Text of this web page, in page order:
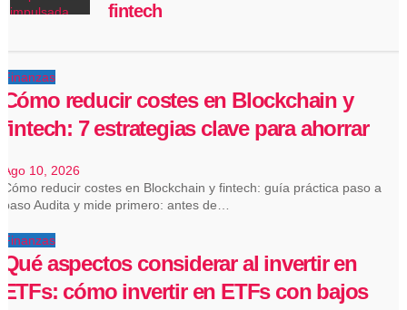
fintech
Finanzas
Cómo reducir costes en Blockchain y
fintech: 7 estrategias clave para ahorrar
Ago 10, 2026
Cómo reducir costes en Blockchain y fintech: guía práctica paso a
paso Audita y mide primero: antes de…
Finanzas
Qué aspectos considerar al invertir en
ETFs: cómo invertir en ETFs con bajos